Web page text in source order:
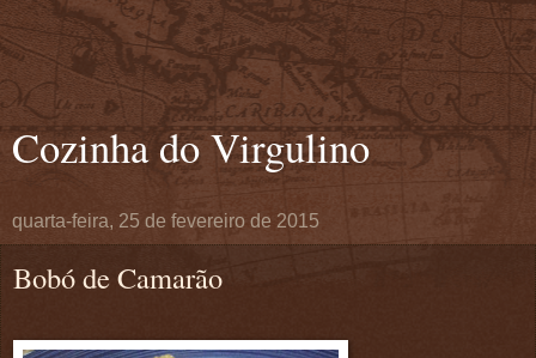
Cozinha do Virgulino
quarta-feira, 25 de fevereiro de 2015
Bobó de Camarão